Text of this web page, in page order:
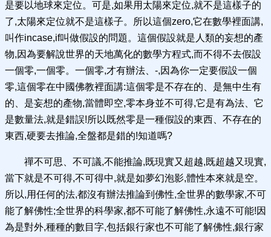
是要以地球來定位。可是,如果用太陽來定位,就不是這樣子的
了,太陽來定位就不是這樣子。所以這個zero,它在數學裡面講,
叫作incase,if叫做假設的問題。這個假設就是人類的妄想的產
物,因為要解說世界的天地萬化的數學方程式,而不得不去假設
一個零,一個零。一個零,才有辦法、-,因為你一定要假設一個
零,這個零在中國佛教裡面講:這個零是不存在的、是無中生有
的、是妄想的產物,當體即空,零本身並不可得,它是有為法、它
是數量法,就是錯誤!所以既然零是一種假設的東西、不存在的
東西,硬要去推論,全盤都是錯的!知道嗎?
禪不可思、不可議,不能推論,既現實又超越,既超越又現實,
當下就是不可得,不可得中,就是如夢幻泡影,體性本來就是空。
所以,用任何的法,都沒有辦法推論到佛性,全世界的數學家,不可
能了解佛性;全世界的科學家,都不可能了解佛性,永遠不可能!因
為是對外,種種的數目字,包括銀行家也不可能了解佛性,銀行家